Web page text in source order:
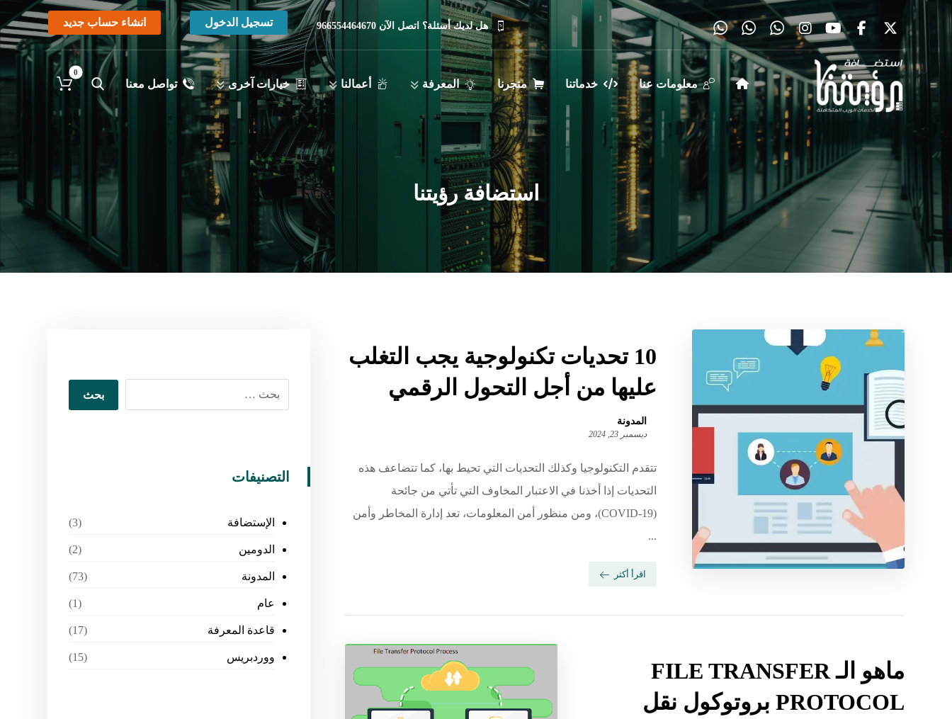
انشاء حساب جديد تسجيل الدخول هل لديك أسئلة؟ اتصل الآن 966554464670
معلومات عنا خدماتنا متجرنا المعرفة أعمالنا خيارات آخرى تواصل معنا
استضافة رؤيتنا
10 تحديات تكنولوجية يجب التغلب
عليها من أجل التحول الرقمي
المدونة
ديسمبر 23, 2024
تتقدم التكنولوجيا وكذلك التحديات التي تحيط بها، كما تتضاعف هذه
التحديات إذا أخذنا في الاعتبار المخاوف التي تأتي من جائحة
(COVID-19)، ومن منظور أمن المعلومات، تعد إدارة المخاطر وأمن
...
اقرأ أكثر
ماهو الـ FILE TRANSFER
PROTOCOL بروتوكول نقل
التصنيفات
الإستضافة (3)
الدومين (2)
المدونة (73)
عام (1)
قاعدة المعرفة (17)
ووردبريس (15)